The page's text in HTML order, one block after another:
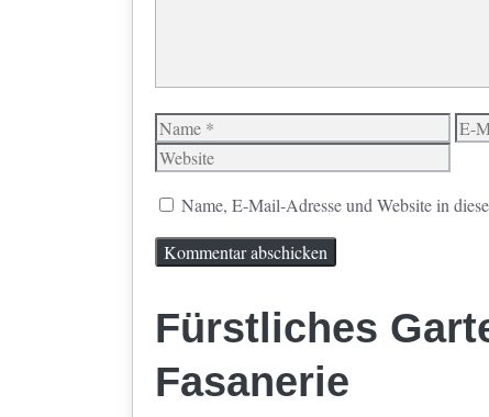
Name
E-
Name, E-Mail-Adresse und Website in
Fürstliches
Fasanerie